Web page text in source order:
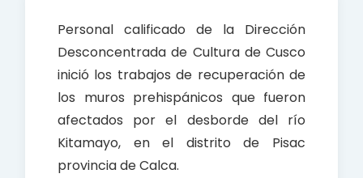
o
k
p
p
Personal calificado de la Dirección
Desconcentrada de Cultura de Cusco
inició los trabajos de recuperación de
los muros prehispánicos que fueron
afectados por el desborde del río
Kitamayo, en el distrito de Pisac
provincia de Calca.